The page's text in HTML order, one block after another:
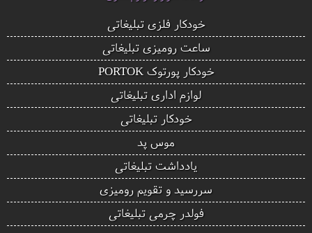
خودکار فلزی تبلیغاتی
ساعت رومیزی تبلیغاتی
خودکار پورتوک PORTOK
لوازم اداری تبلیغاتی
خودکار تبلیغاتی
موس پد
یادداشت تبلیغاتی
سررسید و تقویم رومیزی
فولدر چرمی تبلیغاتی